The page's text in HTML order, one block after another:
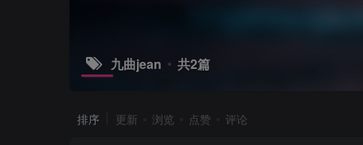
九曲jean 共2篇
排序 更新 浏览 点赞 评论